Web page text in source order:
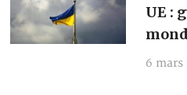
UE :
6 mars